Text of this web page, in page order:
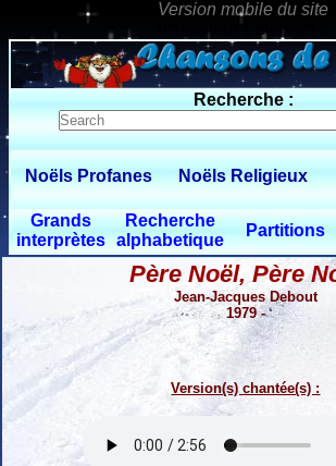
0 $limitbot 1 $limittot 2
Recherche :
Noëls Profanes Noëls Religieux
Grands
interprètes
Recherche
alphabetique
Partitions
Père Noël, Père
Jean-Jacques Debout
1979 -
Version(s) chantée(s) :